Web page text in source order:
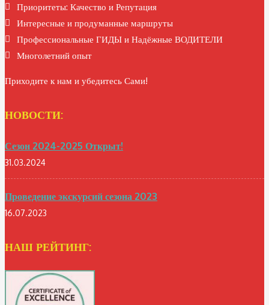
Приоритеты: Качество и Репутация
Интересные и продуманные маршруты
Профессиональные ГИДЫ и Надёжные ВОДИТЕЛИ
Многолетний опыт
Приходите к нам и убедитесь Сами!
НОВОСТИ:
Сезон 2024-2025 Открыт!
31.03.2024
Проведение экскурсий сезона 2023
16.07.2023
НАШ РЕЙТИНГ: